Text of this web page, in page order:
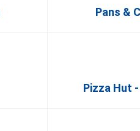
Pans &
Pizza Hut